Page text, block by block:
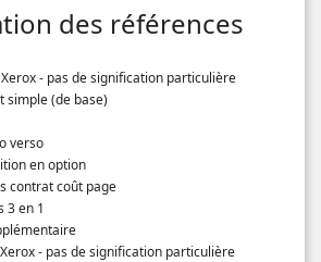
des références
- pas de signification particulière
simple (de base)
verso
en option
contrat coût page
3 en 1
- pas de signification particulière